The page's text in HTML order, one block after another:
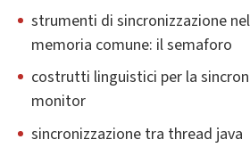
strumenti di sincronizzazione
memoria comune: il semaforo
costrutti linguistici per la
monitor
sincronizzazione tra thread java